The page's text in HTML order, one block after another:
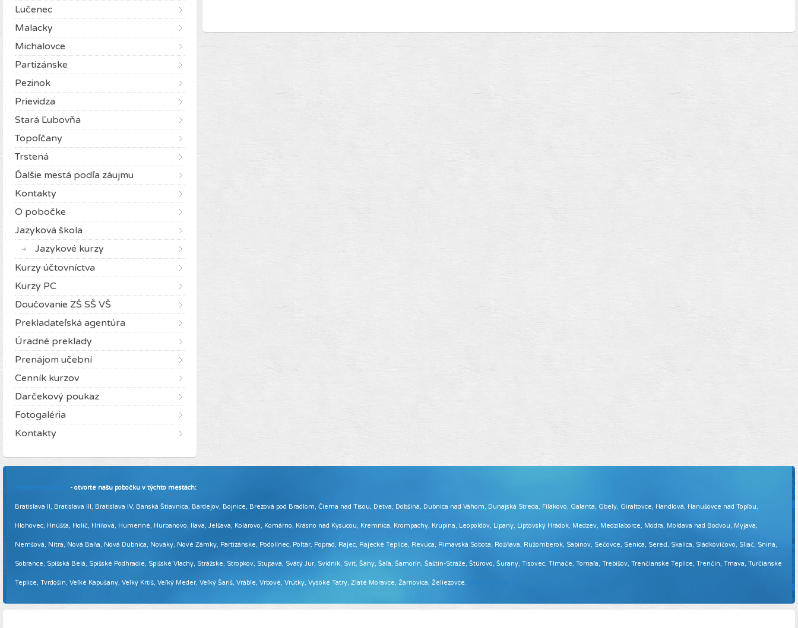
Lučenec
Malacky
Michalovce
Partizánske
Pezinok
Prievidza
Stará Ľubovňa
Topoľčany
Trstená
Ďalšie mestá podľa záujmu
Kontakty
O pobočke
Jazyková škola
Jazykové kurzy
Kurzy účtovníctva
Kurzy PC
Doučovanie ZŠ SŠ VŠ
Prekladateľská agentúra
Úradné preklady
Prenájom učební
Cenník kurzov
Darčekový poukaz
Fotogaléria
Kontakty
Pridajte sa k nám - otvorte našu pobočku v týchto mestách:
Bratislava II, Bratislava III, Bratislava IV, Banská Štiavnica, Bardejov, Bojnice, Brezová pod Bradlom, Čierna nad Tisou, Detva, Dobšiná, Dubnica nad Váhom, Dunajská Streda, Fiľakovo, Galanta, Gbely, Giraltovce, Handlová, Hanušovce nad Topľou,
Hlohovec, Hnúšťa, Holíč, Hriňová, Humenné, Hurbanovo, Ilava, Jelšava, Kolárovo, Komárno, Krásno nad Kysucou, Kremnica, Krompachy, Krupina, Leopoldov, Lipany, Liptovský Hrádok, Medzev, Medzilaborce, Modra, Moldava nad Bodvou, Myjava,
Nemšová, Nitra, Nová Baňa, Nová Dubnica, Nováky, Nové Zámky, Partizánske, Podolínec, Poltár, Poprad, Rajec, Rajecké Teplice, Revúca, Rimavská Sobota, Rožňava, Ružomberok, Sabinov, Sečovce, Senica, Sereď, Skalica, Sládkovičovo, Sliač, Snina,
Sobrance, Spišská Belá, Spišské Podhradie, Spišské Vlachy, Strážske, Stropkov, Stupava, Svätý Jur, Svidník, Svit, Šahy, Šaľa, Šamorín, Šaštín-Stráže, Štúrovo, Šurany, Tisovec, Tlmače, Tornaľa, Trebišov, Trenčianske Teplice, Trenčín, Trnava, Turčianske
Teplice, Tvrdošín, Veľké Kapušany, Veľký Krtíš, Veľký Meder, Veľký Šariš, Vráble, Vrbové, Vrútky, Vysoké Tatry, Zlaté Moravce, Žarnovica, Želiezovce.